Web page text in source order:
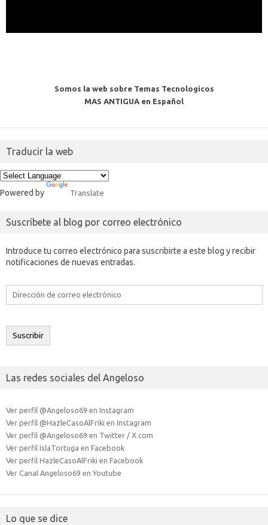
Somos la web sobre Temas Tecnologicos
MAS ANTIGUA en Español
Traducir la web
Powered by Translate
Suscríbete al blog por correo electrónico
Introduce tu correo electrónico para suscribirte a este blog y recibir
notificaciones de nuevas entradas.
Dirección
electrónico
Suscribir
Las redes sociales del Angeloso
Ver perfil @Angeloso69 en Instagram
Ver perfil @HazleCasoAlFriki en Instagram
Ver perfil @Angeloso69 en Twitter / X.com
Ver perfil IslaTortuga en Facebook
Ver perfil HazleCasoAlFriki en Facebook
Ver Canal Angeloso69 en Youtube
Lo que se dice